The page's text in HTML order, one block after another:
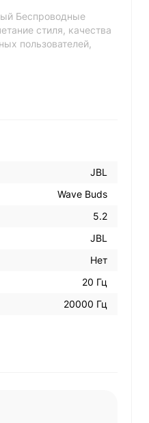
Беспроводные
стиля, качества
пользователей,
JBL
Wave Buds
5.2
JBL
Нет
20 Гц
20000 Гц